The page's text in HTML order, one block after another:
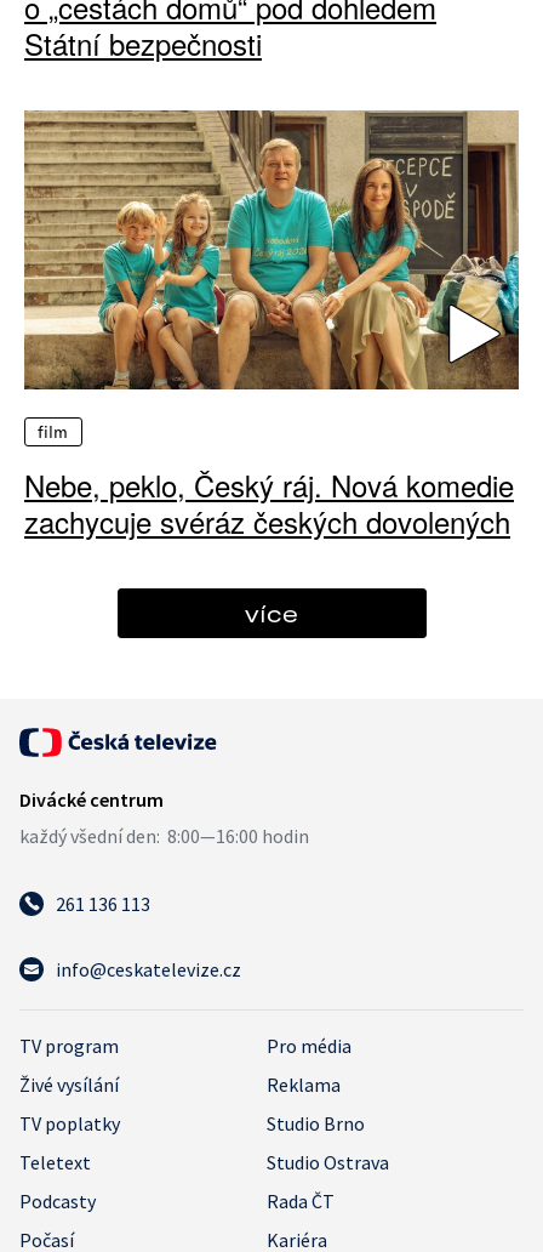
Státní bezpečnosti
film
Nebe, peklo, Český ráj. Nová komedie
zachycuje svéráz českých dovolených
více
261 136 113
info@ceskatelevize.cz
TV program
Pro média
Živé vysílání
Reklama
TV poplatky
Studio Brno
Teletext
Studio Ostrava
Podcasty
Rada ČT
Počasí
Kariéra